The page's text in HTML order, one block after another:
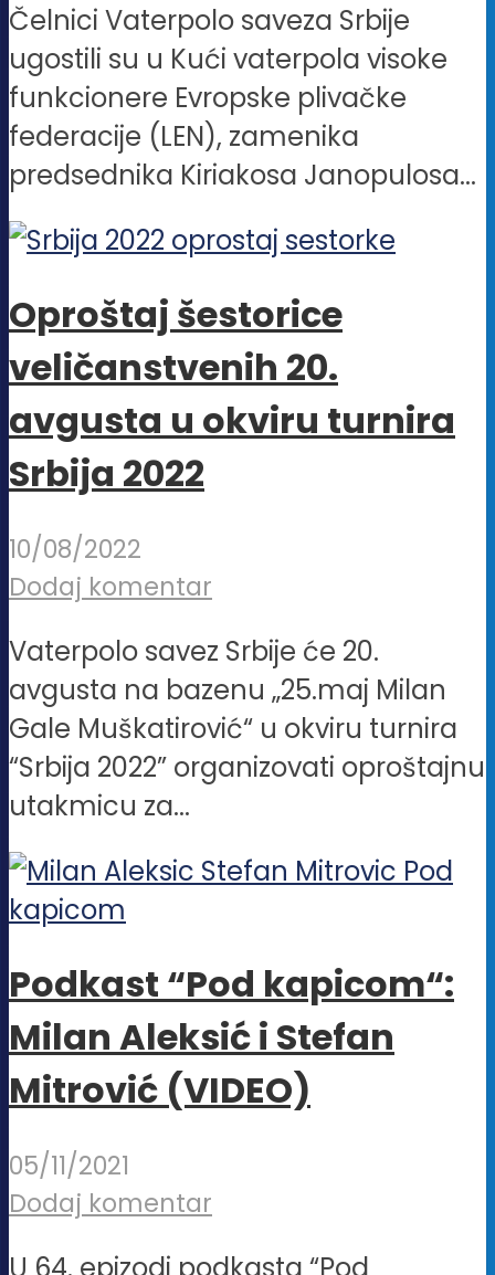
Čelnici Vaterpolo saveza Srbije
ugostili su u Kući vaterpola visoke
funkcionere Evropske plivačke
federacije (LEN), zamenika
predsednika Kiriakosa Janopulosa...
Oproštaj šestorice
veličanstvenih 20.
avgusta u okviru turnira
Srbija 2022
10/08/2022
Dodaj komentar
Vaterpolo savez Srbije će 20.
avgusta na bazenu „25.maj Milan
Gale Muškatirović“ u okviru turnira
“Srbija 2022” organizovati oproštajnu
utakmicu za...
Podkast “Pod kapicom“:
Milan Aleksić i Stefan
Mitrović (VIDEO)
05/11/2021
Dodaj komentar
U 64. epizodi podkasta “Pod